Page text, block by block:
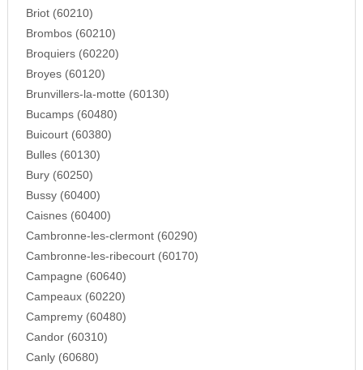
Briot (60210)
Brombos (60210)
Broquiers (60220)
Broyes (60120)
Brunvillers-la-motte (60130)
Bucamps (60480)
Buicourt (60380)
Bulles (60130)
Bury (60250)
Bussy (60400)
Caisnes (60400)
Cambronne-les-clermont (60290)
Cambronne-les-ribecourt (60170)
Campagne (60640)
Campeaux (60220)
Campremy (60480)
Candor (60310)
Canly (60680)